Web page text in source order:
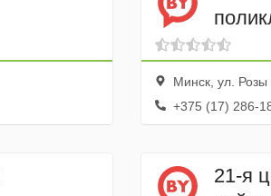
Минск, ул. Розы
+375 (17) 286-
21-я